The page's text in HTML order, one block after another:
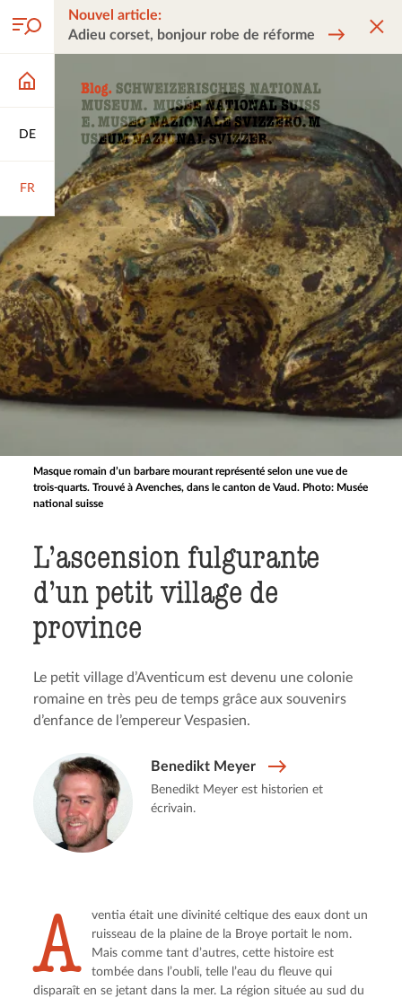
DE
FR
Nouvel article:
Adieu corset, bonjour robe de réforme
Masque romain d’un barbare mourant représenté selon une vue de
trois-quarts. Trouvé à Avenches, dans le canton de Vaud. Photo: Musée
national suisse
L’ascension fulgurante
d’un petit village de
province
Le petit village d’Aventicum est devenu une colonie
romaine en très peu de temps grâce aux souvenirs
d’enfance de l’empereur Vespasien.
Benedikt Meyer
Benedikt Meyer est historien et
écrivain.
A
ventia était une divinité celtique des eaux dont un
ruisseau de la plaine de la Broye portait le nom.
Mais comme tant d’autres, cette histoire est
tombée dans l’oubli, telle l’eau du fleuve qui
disparaît en se jetant dans la mer. La région située au sud du